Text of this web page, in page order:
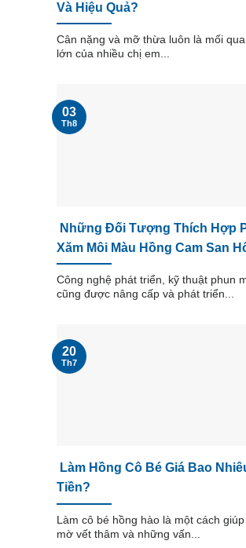
Và Hiệu Quả?
Cân nặng và mỡ thừa luôn là mối
lớn của nhiều chị em...
Những Đối Tượng Thích Hợp
Xăm Môi Màu Hồng Cam San
Công nghệ phát triển, kỹ thuật phun
cũng được nâng cấp và phát triển...
03
Th8
Làm Hồng Cô Bé Giá Bao
Tiền?
Làm cô bé hồng hào là một cách
mờ vết thâm và những vấn...
20
Th7